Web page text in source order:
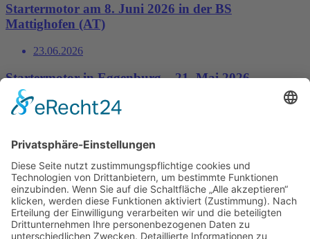
Startermotor am 8. Juni 2026 in der BS
Mattighofen (AT)
23.06.2026
Startermotor in Eggenburg – 21. Mai 2026
23.06.2026
Impressum
Datenschutzerklärung
Mitgliederbereich
Facebook
Instagram
Umsetzung:DOUBLE-A-DESIGN
Kontakt